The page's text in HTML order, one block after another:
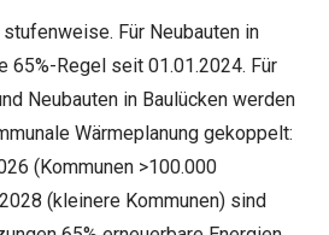
Für Neubauten in
65%-Regel seit 01.01.2024. Für
Neubauten in Baulücken werden
Wärmeplanung gekoppelt:
(Kommunen >100.000
(kleinere Kommunen) sind